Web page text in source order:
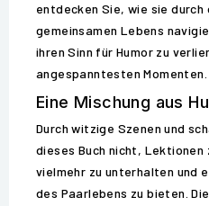
entdecken Sie, wie sie durch
gemeinsamen Lebens
ihren Sinn für Humor zu
angespanntesten Momenten.
Eine Mischung aus
Durch witzige Szenen und
dieses Buch nicht, Lektionen
vielmehr zu unterhalten und
des Paarlebens zu bieten.